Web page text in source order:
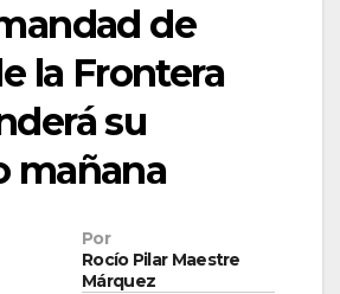
de
la Frontera
su
mañana
Por
Rocío Pilar Maestre
Márquez